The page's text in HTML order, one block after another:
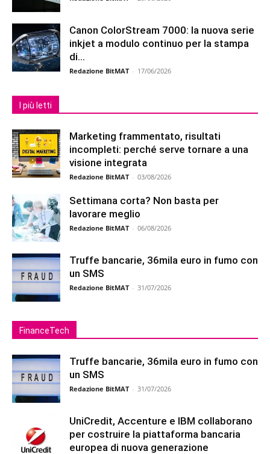
Canon ColorStream 7000: la nuova serie
inkjet a modulo continuo per la stampa
di...
Redazione BitMAT - 17/06/2026
I più letti
Marketing frammentato, risultati
incompleti: perché serve tornare a una
visione integrata
Redazione BitMAT - 03/08/2026
Settimana corta? Non basta per
lavorare meglio
Redazione BitMAT - 06/08/2026
Truffe bancarie, 36mila euro in fumo con
un SMS
Redazione BitMAT - 31/07/2026
FinanceTech
Truffe bancarie, 36mila euro in fumo con
un SMS
Redazione BitMAT - 31/07/2026
UniCredit, Accenture e IBM collaborano
per costruire la piattaforma bancaria
europea di nuova generazione